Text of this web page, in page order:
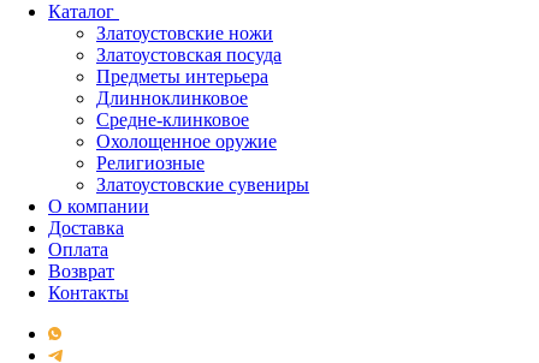
Каталог
Златоустовские ножи
Златоустовская посуда
Предметы интерьера
Длинноклинковое
Средне-клинковое
Охолощенное оружие
Религиозные
Златоустовские сувениры
О компании
Доставка
Оплата
Возврат
Контакты